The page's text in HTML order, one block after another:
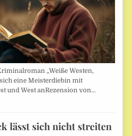
„Weiße Westen,
eine Meisterdiebin mit
und West anRezension von…
lässt sich nicht streiten